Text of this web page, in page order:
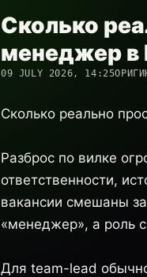
Сколько
менеджер в
09 JULY 2026, 14:25
Сколько реально
Разброс по вилке
ответственности,
вакансии смешаны
«менеджер», а роль
Для team-lead